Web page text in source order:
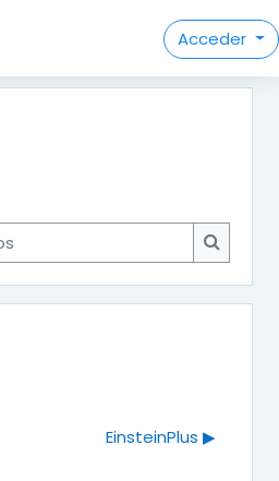
Acceder
Buscar
EinsteinPlus ▶︎